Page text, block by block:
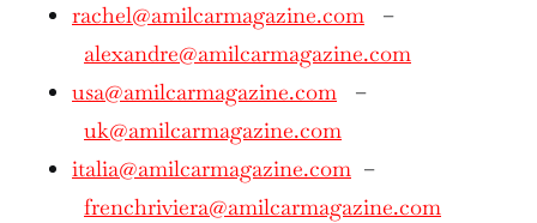
rachel@amilcarmagazine.com –
alexandre@amilcarmagazine.com
usa@amilcarmagazine.com –
uk@amilcarmagazine.com
italia@amilcarmagazine.com –
frenchriviera@amilcarmagazine.com